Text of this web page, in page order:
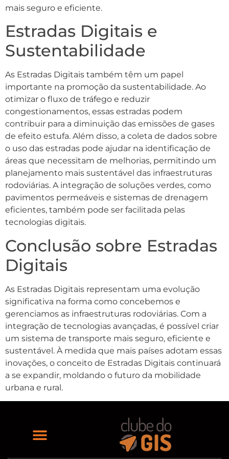
mais seguro e eficiente.
Estradas Digitais e
Sustentabilidade
As Estradas Digitais também têm um papel
importante na promoção da sustentabilidade. Ao
otimizar o fluxo de tráfego e reduzir
congestionamentos, essas estradas podem
contribuir para a diminuição das emissões de gases
de efeito estufa. Além disso, a coleta de dados sobre
o uso das estradas pode ajudar na identificação de
áreas que necessitam de melhorias, permitindo um
planejamento mais sustentável das infraestruturas
rodoviárias. A integração de soluções verdes, como
pavimentos permeáveis e sistemas de drenagem
eficientes, também pode ser facilitada pelas
tecnologias digitais.
Conclusão sobre Estradas
Digitais
As Estradas Digitais representam uma evolução
significativa na forma como concebemos e
gerenciamos as infraestruturas rodoviárias. Com a
integração de tecnologias avançadas, é possível criar
um sistema de transporte mais seguro, eficiente e
sustentável. À medida que mais países adotam essas
inovações, o conceito de Estradas Digitais continuará
a se expandir, moldando o futuro da mobilidade
urbana e rural.